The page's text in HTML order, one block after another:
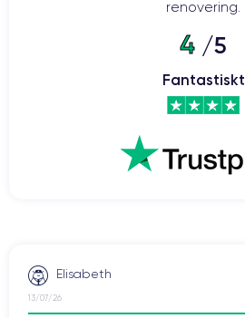
renovering.
4 /5
Fantastiskt
Elisabeth
13/07/26